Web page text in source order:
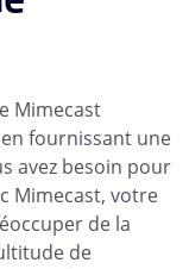
Mimecast
fournissant une
avez besoin pour
Mimecast, votre
de la
de